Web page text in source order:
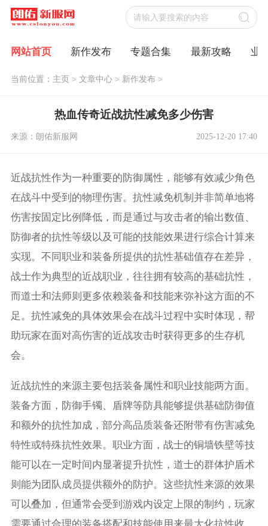
网站首页 新作发布 专题合集 最新攻略 业
当前位置： 主页> 文章中心> 新作发布>
热血传奇近战抗性减免多少伤害
来源：朗佑新服网 2025-12-20 17:40
近战抗性作为一种重要的防御属性，能够有效减少角色
在战斗中受到的物理伤害。抗性减免机制并非简单地将
伤害按固定比例降低，而是通过与攻击者的输出数值、
防御者的抗性等级以及可能的技能效果进行综合计算来
实现。不同职业和装备所提供的抗性基础值存在差异，
战士作为典型的近战职业，往往拥有较高的基础抗性，
而道士和法师则更多依赖装备和技能来弥补这方面的不
足。抗性减免的具体效果会在战斗过程中实时体现，帮
助玩家在面对高伤害的近战攻击时获得更多的生存机
会。
近战抗性的来源主要包括装备属性和职业技能两方面。
装备方面，防御手镯、盾牌等防具能够提供基础防御值
和额外的抗性加成，部分高品质装备还附带有伤害减免
特性或特殊抗性效果。职业方面，战士的铜墙铁壁等技
能可以在一定时间内显著提升抗性，道士的群体护盾术
则能为团队成员提供额外的防护。这些抗性来源的效果
可以叠加，但通常会受到游戏内设定上限的制约，玩家